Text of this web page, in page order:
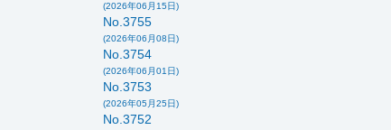
(2026年06月15日)
No.3755
(2026年06月08日)
No.3754
(2026年06月01日)
No.3753
(2026年05月25日)
No.3752